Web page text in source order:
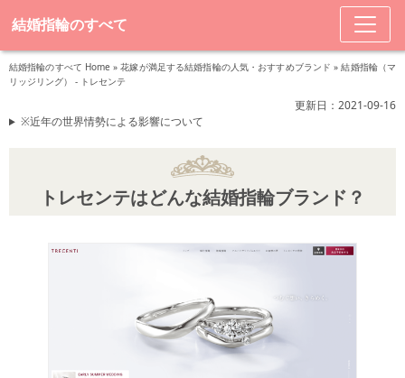
結婚指輪のすべて
結婚指輪のすべて Home »花嫁が満足する結婚指輪の人気・おすすめブランド »結婚指輪（マ
リッジリング） - トレセンテ
更新日：2021-09-16
※近年の世界情勢による影響について
トレセンテはどんな結婚指輪ブランド？